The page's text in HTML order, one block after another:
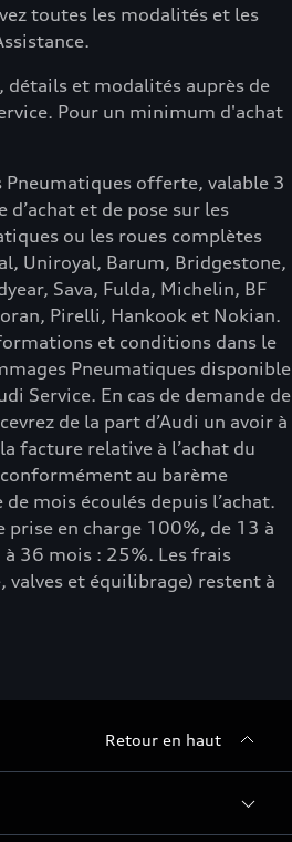
toutes les modalités et les
détails et modalités auprès de
Pour un minimum d'achat
offerte, valable 3
d’achat et de pose sur les
ou les roues complètes
Uniroyal, Barum, Bridgestone,
Sava, Fulda, Michelin, BF
Pirelli, Hankook et Nokian.
et conditions dans le
Pneumatiques disponible
Service. En cas de demande de
de la part d’Audi un avoir à
facture relative à l’achat du
au barème
mois écoulés depuis l’achat.
prise en charge 100%, de 13 à
36 mois : 25%. Les frais
valves et équilibrage) restent à
Retour en haut